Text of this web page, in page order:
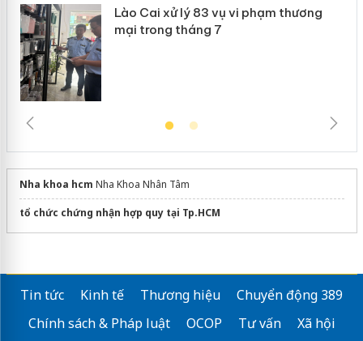
Lào Cai xử lý 83 vụ vi phạm thương
mại trong tháng 7
Nha khoa hcm Nha Khoa Nhân Tâm
tổ chức chứng nhận hợp quy tại Tp.HCM
Tin tức Kinh tế Thương hiệu
Chuyển động 389
Chính sách & Pháp luật
OCOP Tư vấn
Xã hội